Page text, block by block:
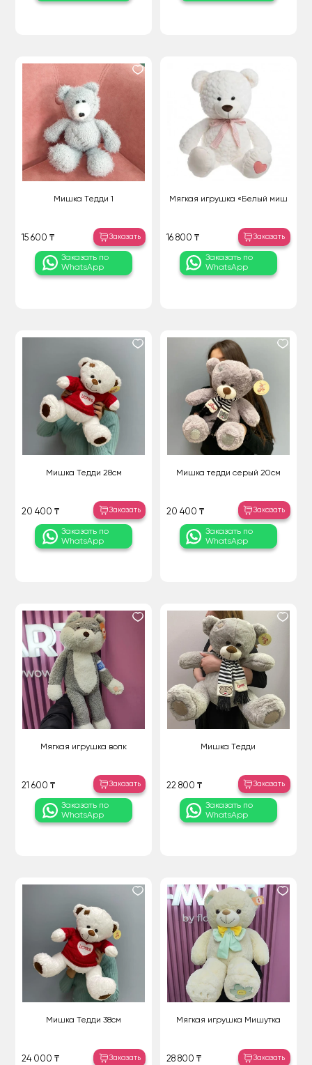
Мишка Тедди 1
15 600 ₸ Заказать
Заказать по
WhatsApp
Мягкая игрушка «Белый миш
16 800 ₸ Заказать
Заказать по
WhatsApp
Мишка Тедди 28см
20 400 ₸ Заказать
Заказать по
WhatsApp
Мишка тедди серый 20см
20 400 ₸ Заказать
Заказать по
WhatsApp
Мягкая игрушка волк
21 600 ₸ Заказать
Заказать по
WhatsApp
Мишка Тедди
22 800 ₸ Заказать
Заказать по
WhatsApp
Мишка Тедди 38см
24 000 ₸ Заказать
Мягкая игрушка Мишутка
28 800 ₸ Заказать